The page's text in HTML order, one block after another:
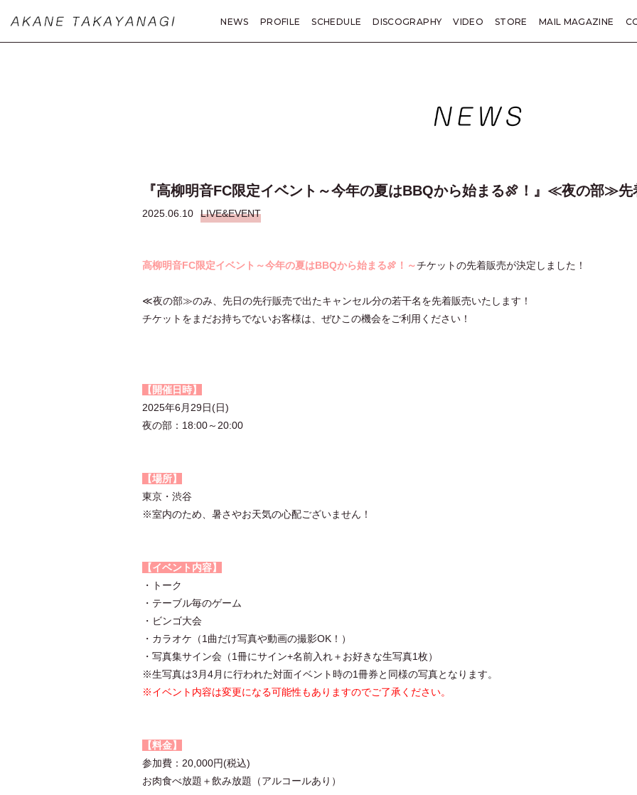
NEWS PROFILE SCHEDULE DISCOGRAPHY VIDEO STORE MAIL MAGAZINE
『高柳明音FC限定イベント～今年の夏はBBQから始まる🍖！』≪夜の部≫先
2025.06.10 LIVE&EVENT
高柳明音FC限定イベント～今年の夏はBBQから始まる🍖！～チケットの先着販売が決定しました！
≪夜の部≫のみ、先日の先行販売で出たキャンセル分の若干名を先着販売いたします！
チケットをまだお持ちでないお客様は、ぜひこの機会をご利用ください！
【開催日時】
2025年6月29日(日)
夜の部：18:00～20:00
【場所】
東京・渋谷
※室内のため、暑さやお天気の心配ございません！
【イベント内容】
・トーク
・テーブル毎のゲーム
・ビンゴ大会
・カラオケ（1曲だけ写真や動画の撮影OK！）
・写真集サイン会（1冊にサイン+名前入れ＋お好きな生写真1枚）
※生写真は3月4月に行われた対面イベント時の1冊券と同様の写真となります。
※イベント内容は変更になる可能性もありますのでご了承ください。
【料金】
参加費：20,000円(税込)
お肉食べ放題＋飲み放題（アルコールあり）